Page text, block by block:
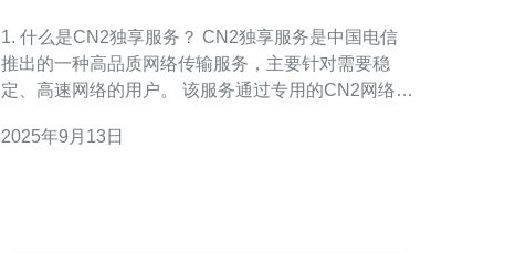
1. 什么是CN2独享服务？ CN2独享服务是中国电信
推出的一种高品质网络传输服务，主要针对需要稳
定、高速网络的用户。 该服务通过专用的CN2网络，
务通常被用于数据中心、云计算和企业级应用等场
2025年9月13日